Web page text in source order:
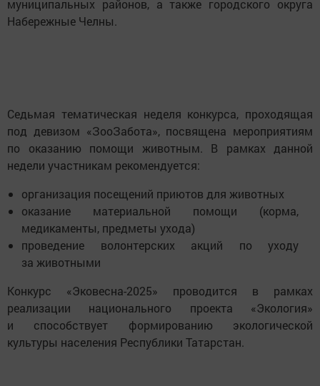
муниципальных районов, а также городского округа
Набережные Челны.
Седьмая тематическая неделя конкурса, проходящая
под девизом «ЗооЗабота», посвящена мероприятиям
по оказанию помощи животным. В рамках данной
недели участникам рекомендуется:
организация посещений приютов для животных
оказание материальной помощи (корма,
медикаменты, предметы ухода)
проведение волонтерских акций по уходу
за животными
Конкурс «Эковесна-2025» проводится в рамках
реализации национального проекта «Экология»
и способствует формированию экологической
культуры населения Республики Татарстан.